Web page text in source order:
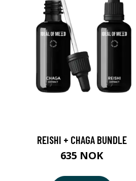
REISHI + CHAGA BUNDLE
635 NOK